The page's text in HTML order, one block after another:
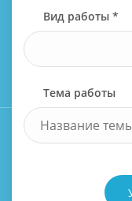
Вид работы *
Тема работы